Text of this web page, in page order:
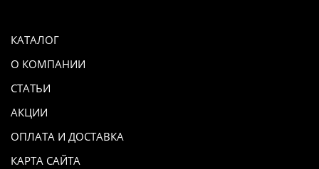
КАТАЛОГ
О КОМПАНИИ
СТАТЬИ
АКЦИИ
ОПЛАТА И ДОСТАВКА
КАРТА САЙТА